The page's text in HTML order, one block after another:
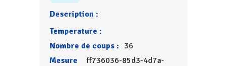
Description :
Temperature :
Nombre de coups : 36
Mesure
ff736036-85d3-4d7a-